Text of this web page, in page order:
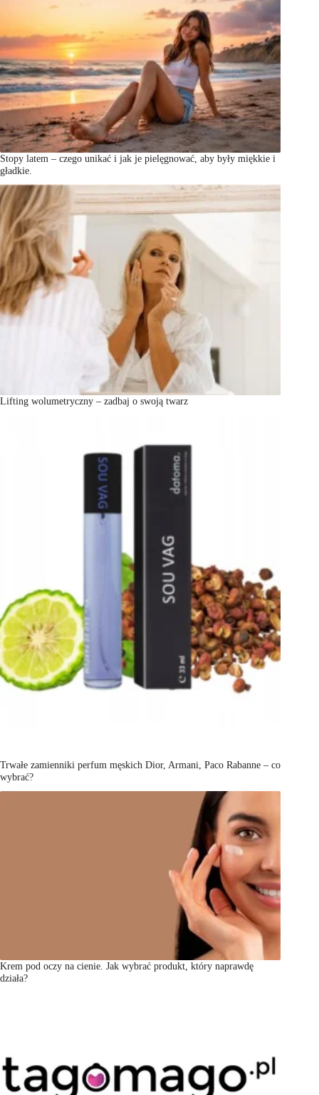
Stopy latem – czego unikać i jak je pielęgnować, aby były miękkie i
gładkie.
Lifting wolumetryczny – zadbaj o swoją twarz
Trwałe zamienniki perfum męskich Dior, Armani, Paco Rabanne – co
wybrać?
Krem pod oczy na cienie. Jak wybrać produkt, który naprawdę
działa?